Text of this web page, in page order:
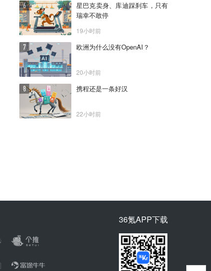
星巴克卖身、库迪踩刹车，只有
瑞幸不敢停
19小时前
欧洲为什么没有OpenAI？
20小时前
携程还是一条好汉
22小时前
36氪APP下载